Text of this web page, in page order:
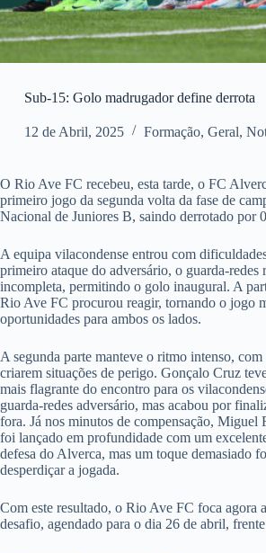
Sub-15: Golo madrugador define derrota
12 de Abril, 2025 Formação, Geral,
O Rio Ave FC recebeu, esta tarde, o FC
primeiro jogo da segunda volta da fase de
Nacional de Juniores B, saindo derrotado por
A equipa vilacondense entrou com
primeiro ataque do adversário, o guarda-redes
incompleta, permitindo o golo inaugural. A
Rio Ave FC procurou reagir, tornando o jogo
oportunidades para ambos os lados.
A segunda parte manteve o ritmo intenso, com
criarem situações de perigo. Gonçalo Cruz
mais flagrante do encontro para os
guarda-redes adversário, mas acabou por
fora. Já nos minutos de compensação, Miguel
foi lançado em profundidade com um
defesa do Alverca, mas um toque demasiado
desperdiçar a jogada.
Com este resultado, o Rio Ave FC foca agora
desafio, agendado para o dia 26 de abril,